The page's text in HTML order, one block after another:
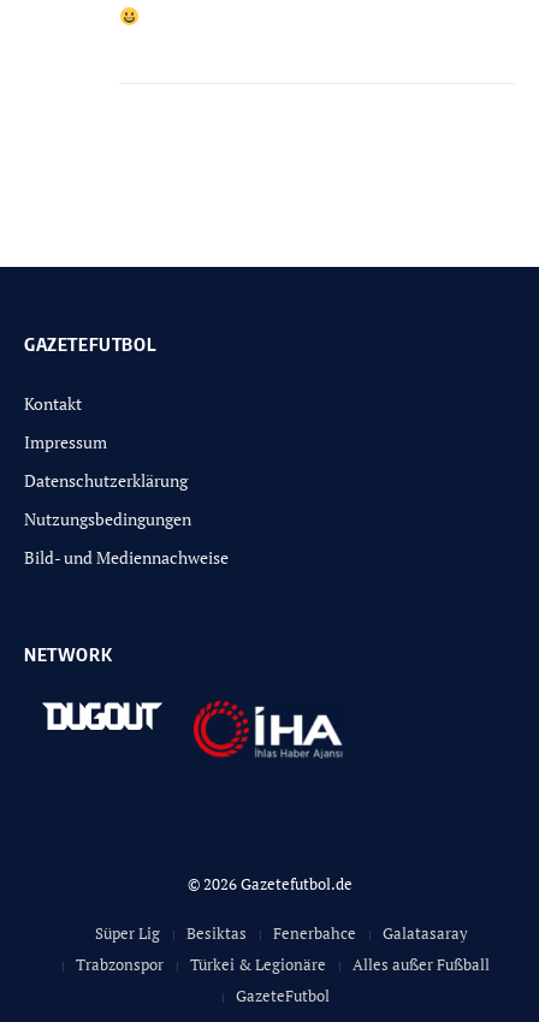
GAZETEFUTBOL
Kontakt
Impressum
Datenschutzerklärung
Nutzungsbedingungen
Bild- und Mediennachweise
NETWORK
© 2026 Gazetefutbol.de
Süper Lig Besiktas Fenerbahce
Galatasaray
Trabzonspor
Türkei & Legionäre
Alles außer Fußball
GazeteFutbol